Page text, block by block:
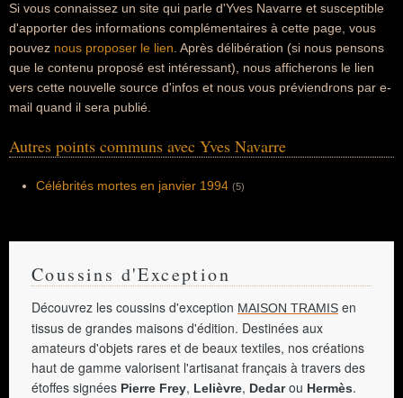
Si vous connaissez un site qui parle d'Yves Navarre et susceptible
d'apporter des informations complémentaires à cette page, vous
pouvez nous proposer le lien . Après délibération (si nous pensons
que le contenu proposé est intéressant), nous afficherons le lien
vers cette nouvelle source d'infos et nous vous préviendrons par e-
mail quand il sera publié.
Autres points communs avec Yves Navarre
Célébrités mortes en janvier 1994 (5)
Coussins d'Exception
Découvrez les coussins d'exception MAISON TRAMIS en
tissus de grandes maisons d'édition. Destinées aux
amateurs d'objets rares et de beaux textiles, nos créations
haut de gamme valorisent l'artisanat français à travers des
étoffes signées Pierre Frey, Lelièvre, Dedarou Hermès.